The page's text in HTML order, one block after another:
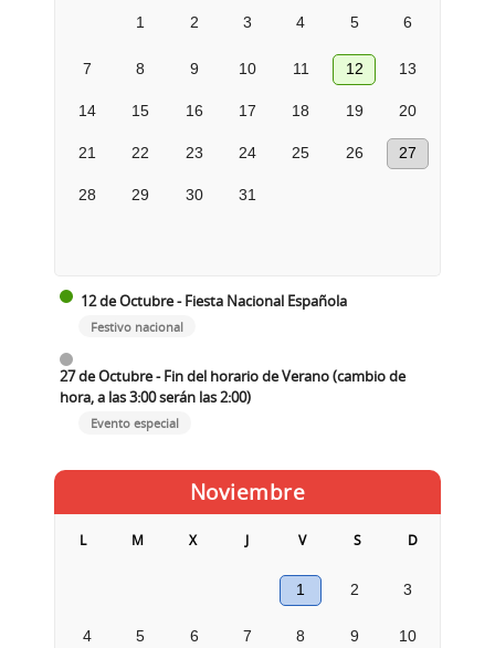
1 2 3 4 5 6
7 8 9 10 11 12 13
14 15 16 17 18 19 20
21 22 23 24 25 26 27
28 29 30 31
12 de Octubre - Fiesta Nacional Española
Festivo nacional
27 de Octubre - Fin del horario de Verano (cambio de
hora, a las 3:00 serán las 2:00)
Evento especial
Noviembre
L M X J V S D
1 2 3
4 5 6 7 8 9 10